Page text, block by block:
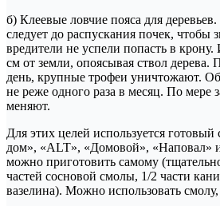
б) Клеевые ловчие пояса для
следует до распускания почек, чтобы
вредители не успели попасть в
см от земли, опоясывая ствол
день, крупные трофеи уничтожают.
не реже одного раза в месяц. По мере
меняют.
Для этих целей используется
дом», «ALT», «Домовой», «Наповал»
можно приготовить самому
частей сосновой смолы, 1/2 части
вазелина). Можно использовать